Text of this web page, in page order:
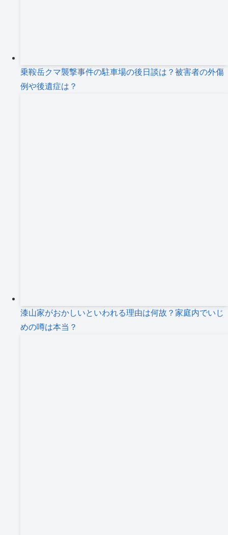
乗鞍岳クマ襲撃事件の駐車場の後日談は？被害者の外傷
例や後遺症は？
漆山家がおかしいといわれる理由は何故？家庭内でいじ
めの噂は本当？